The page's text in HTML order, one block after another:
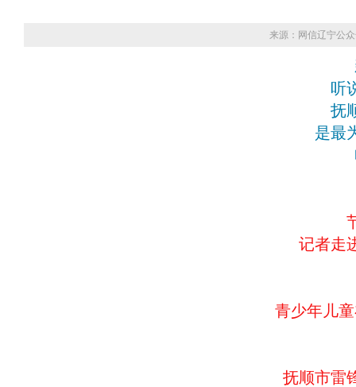
来源：网信辽宁公
听
抚
是最
记者走
青少年儿
抚顺市雷